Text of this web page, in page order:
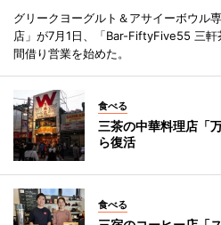
グリークヨーグルト＆アサイーボウル
店」が7月1日、「Bar-FiftyFive55 三
間借り営業を始めた。
食べる
三茶の中華料理店「
ら復活
食べる